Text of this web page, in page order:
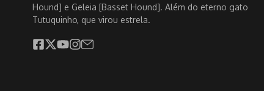
Hound] e Geleia [Basset Hound]. Além do eterno gato
Tutuquinho, que virou estrela.